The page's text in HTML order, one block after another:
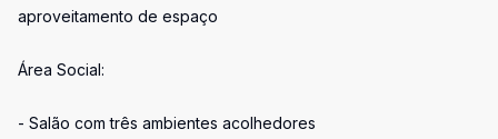
aproveitamento de espaço
Área Social:
- Salão com três ambientes acolhedores